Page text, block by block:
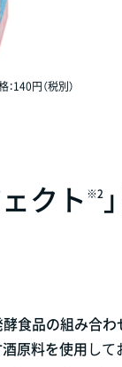
140円（税別）
クト ※2
酵食品の組み合
原料を使用して